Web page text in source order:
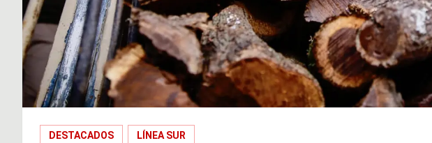
DESTACADOS LÍNEA SUR